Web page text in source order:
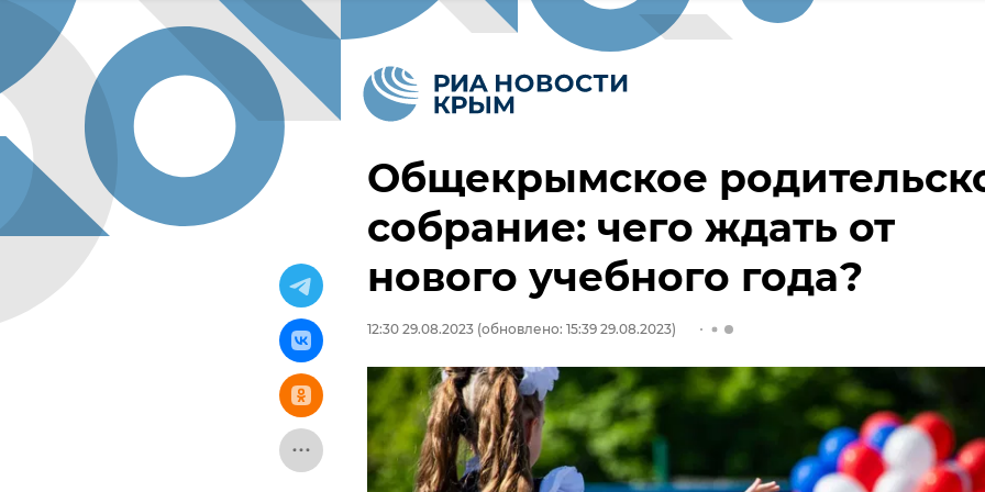
Общекрымское
собрание: чего ждать от
нового учебного года?
12:30 29.08.2023 (обновлено: 15:39 29.08.2023)